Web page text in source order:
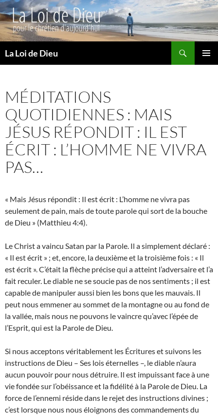
La Loi de Dieu
MÉDITATIONS
QUOTIDIENNES : MAIS
JÉSUS RÉPONDIT : IL EST
ÉCRIT : L’HOMME NE VIVRA
PAS…
« Mais Jésus répondit : Il est écrit : L’homme ne vivra pas
seulement de pain, mais de toute parole qui sort de la bouche
de Dieu » (Matthieu 4:4).
Le Christ a vaincu Satan par la Parole. Il a simplement déclaré :
« Il est écrit » ; et, encore, la deuxième et la troisième fois : « Il
est écrit ». C’était la flèche précise qui a atteint l’adversaire et l’a
fait reculer. Le diable ne se soucie pas de nos sentiments ; il est
capable de manipuler aussi bien les bons que les mauvais. Il
peut nous emmener au sommet de la montagne ou au fond de
la vallée, mais nous ne pouvons le vaincre qu’avec l’épée de
l’Esprit, qui est la Parole de Dieu.
Si nous acceptons véritablement les Écritures et suivons les
instructions de Dieu – Ses lois éternelles –, le diable n’aura
aucun pouvoir pour nous détruire. Il est impuissant face à une
vie fondée sur l’obéissance et la fidélité à la Parole de Dieu. La
force de l’ennemi réside dans le rejet des instructions divines ;
c’est lorsque nous nous éloignons des commandements du